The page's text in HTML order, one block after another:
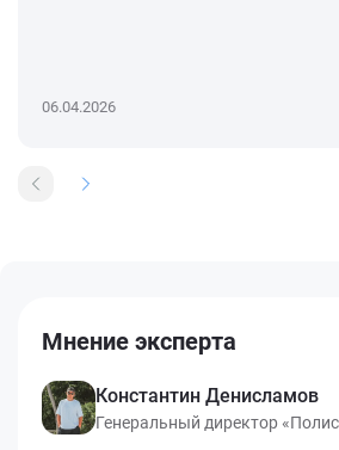
06.04.2026
Мнение эксперта
Константин Денисламов
Генеральный директор